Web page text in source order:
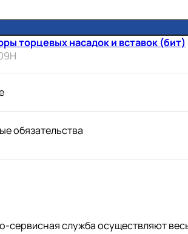
торцевых насадок и вставок (бит)
обязательства
сервисная служба осуществляют